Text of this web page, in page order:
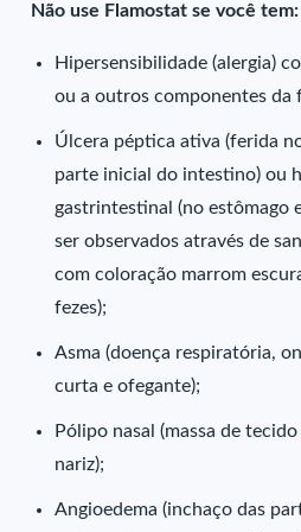
Não use Flamostat se você tem:
Hipersensibilidade (alergia)
ou a outros componentes da
Úlcera péptica ativa (ferida
parte inicial do intestino) ou
gastrintestinal (no estômago
ser observados através de
com coloração marrom
fezes);
Asma (doença respiratória,
curta e ofegante);
Pólipo nasal (massa de
nariz);
Angioedema (inchaço das